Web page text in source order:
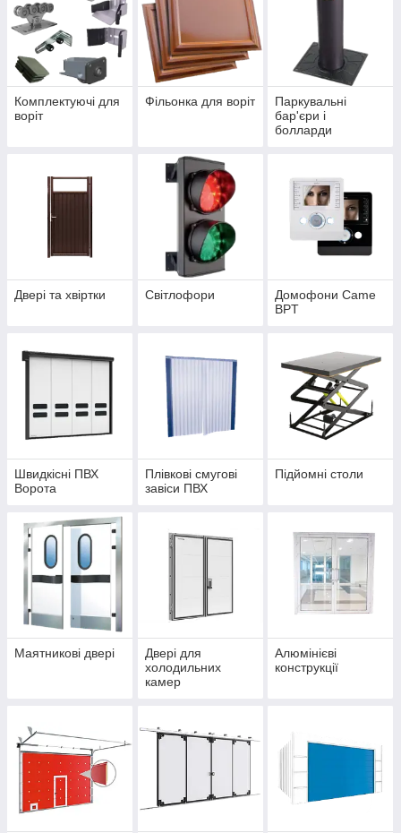
Комплектуючі для
воріт
Фільонка для воріт
Паркувальні
бар'єри і
болларди
Двері та хвіртки Світлофори
Домофони Came
BPT
Швидкісні ПВХ
Ворота
Плівкові смугові
завіси ПВХ
Підйомні столи
Маятникові двері
Двері для
холодильних
камер
Алюмінієві
конструкції